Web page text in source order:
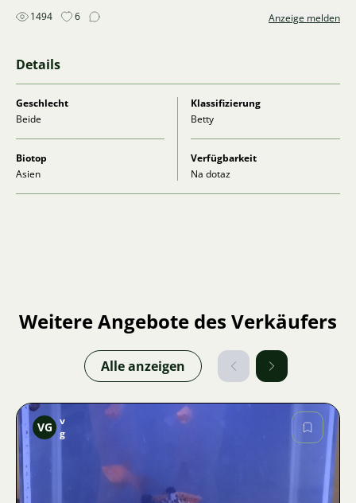
1494 6 Anzeige melden
Details
Geschlecht
Beide
Klassifizierung
Betty
Biotop
Asien
Verfügbarkeit
Na dotaz
Weitere Angebote des Verkäufers
Alle anzeigen
Bild
VG v
g